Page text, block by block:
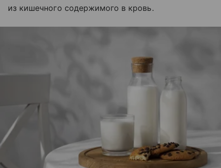
из кишечного содержимого в кровь.